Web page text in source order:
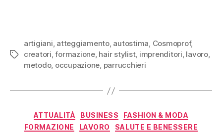
Tag
artigiani, atteggiamento, autostima, Cosmoprof,
creatori,formazione, hair stylist, imprenditori, lavoro,
metodo, occupazione, parrucchieri
Categorie
ATTUALITÀ BUSINESS
FASHION & MODA
FORMAZIONE
LAVORO SALUTE E BENESSERE